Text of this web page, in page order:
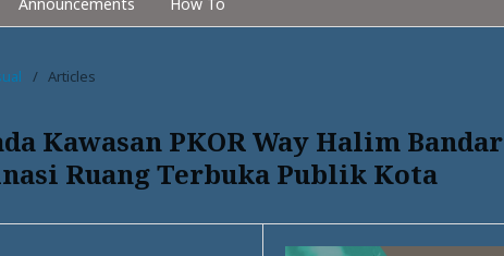
/ Articles
Kawasan PKOR Way Halim Bandar
Ruang Terbuka Publik Kota